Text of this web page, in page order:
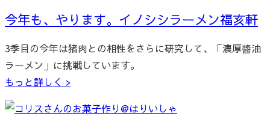
今年も、やります。イノシシラーメン福亥軒
3季目の今年は猪肉との相性をさらに研究して、「濃厚醬油
ラーメン」に挑戦しています。
もっと詳しく >